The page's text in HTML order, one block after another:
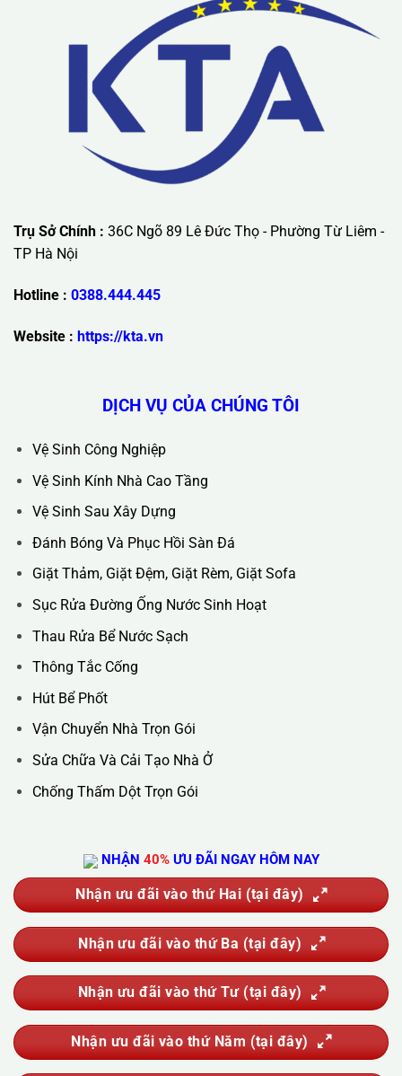
Lưu ý: Liên hệ chúng tôi được áp dụng chương trình khuyến
mãi ưu đãi có giá trị lớn nhất.
Trụ Sở Chính : 36C Ngõ 89 Lê Đức Thọ - Phường Từ Liêm -
TP Hà Nội
Hotline : 0388.444.445
DỊCH VỤ CỦA CHÚNG TÔI
Vệ Sinh Công Nghiệp
Vệ Sinh Kính Nhà Cao Tầng
Đánh Bóng Và Phục Hồi Sàn Đá
Giặt Thảm, Giặt Đệm, Giặt Rèm, Giặt Sofa
Sục Rửa Đường Ống Nước Sinh Hoạt
Thau Rửa Bể Nước Sạch
Thông Tắc Cống
Hút Bể Phốt
Vận Chuyển Nhà Trọn Gói